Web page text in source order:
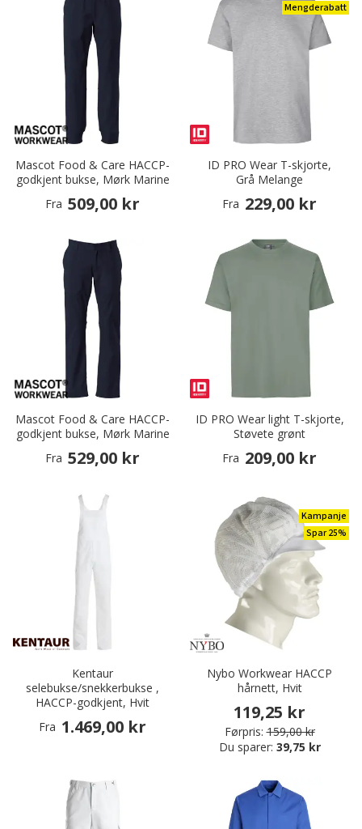
Mascot Food & Care HACCP-
godkjent bukse, Mørk Marine
Fra 509,00 kr
Mengderabatt
ID PRO Wear T-skjorte,
Grå Melange
Fra 229,00 kr
Mascot Food & Care HACCP-
godkjent bukse, Mørk Marine
Fra 529,00 kr
ID PRO Wear light T-skjorte,
Støvete grønt
Fra 209,00 kr
Kentaur
selebukse/snekkerbukse ,
HACCP-godkjent, Hvit
Fra 1.469,00 kr
Kampanje
Spar 25%
Nybo Workwear HACCP
hårnett, Hvit
119,25 kr
Førpris: 159,00 kr
Du sparer: 39,75 kr